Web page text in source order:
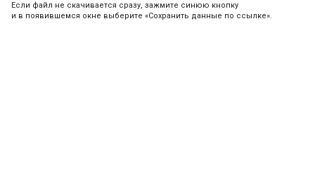
Если файл не скачивается сразу, зажмите синюю кнопку
и в появившемся окне выберите «Сохранить данные по ссылке».